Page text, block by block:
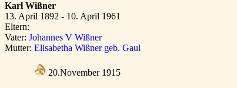
Karl Wißner
13. April 1892 - 10. April 1961
Eltern:
Vater: Johannes V Wißner
Mutter: Elisabetha Wißner geb. Gaul
20.November 1915